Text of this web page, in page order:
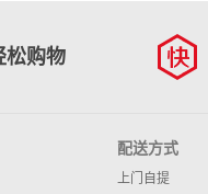
松购物
配送方式
上门自提